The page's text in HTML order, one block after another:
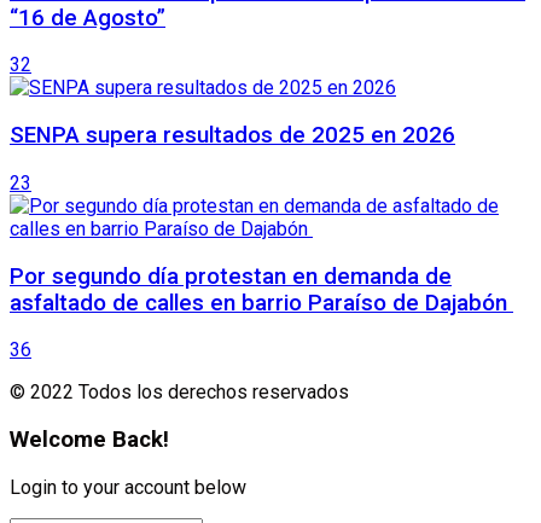
“16 de Agosto”
32
SENPA supera resultados de 2025 en 2026
23
Por segundo día protestan en demanda de
asfaltado de calles en barrio Paraíso de Dajabón
36
© 2022 Todos los derechos reservados
Welcome Back!
Login to your account below